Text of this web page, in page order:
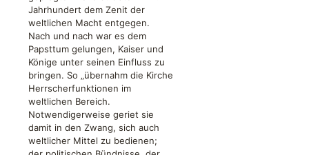
Jahrhundert dem Zenit der
weltlichen Macht entgegen.
Nach und nach war es dem
Papsttum gelungen, Kaiser und
Könige unter seinen Einfluss zu
bringen. So „übernahm die Kirche
Herrscherfunktionen im
weltlichen Bereich.
Notwendigerweise geriet sie
damit in den Zwang, sich auch
weltlicher Mittel zu bedienen;